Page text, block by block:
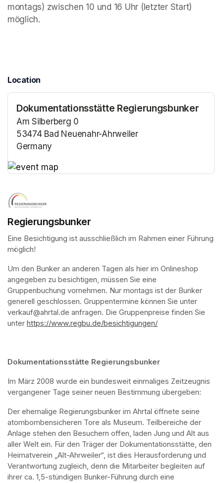
montags) zwischen 10 und 16 Uhr (letzter Start)
möglich.
Location
Dokumentationsstätte Regierungsbunker
Am Silberberg 0
53474 Bad Neuenahr-Ahrweiler
Germany
Regierungsbunker
Eine Besichtigung ist ausschließlich im Rahmen einer Führung
möglich!
Um den Bunker an anderen Tagen als hier im Onlineshop
angegeben zu besichtigen, müssen Sie eine
Gruppenbuchung vornehmen. Nur montags ist der Bunker
generell geschlossen. Gruppentermine können Sie unter
verkauf@ahrtal.de anfragen. Die Gruppenpreise finden Sie
unter https://www.regbu.de/besichtigungen/
Dokumentationsstätte Regierungsbunker
Im März 2008 wurde ein bundesweit einmaliges Zeitzeugnis
vergangener Tage seiner neuen Bestimmung übergeben:
Der ehemalige Regierungsbunker im Ahrtal öffnete seine
atombombensicheren Tore als Museum. Teilbereiche der
Anlage stehen den Besuchern offen, laden Jung und Alt aus
aller Welt ein. Für den Träger der Dokumentationsstätte, den
Heimatverein „Alt-Ahrweiler“, ist dies Herausforderung und
Verantwortung zugleich, denn die Mitarbeiter begleiten auf
ihrer ca. 1,5-stündigen Bunker-Führung durch eine